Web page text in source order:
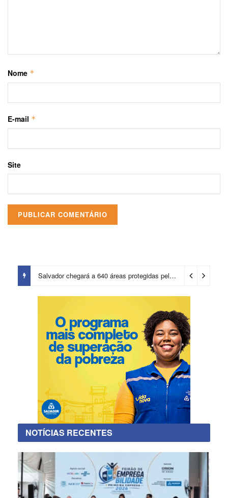
Nome *
E-mail *
Site
Salvador chegará a 640 áreas protegidas pela Prefeitura com investimentos em contenções de encostas e prevenção de riscos
NOTÍCIAS RECENTES